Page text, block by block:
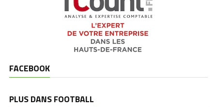
FACEBOOK
PLUS DANS FOOTBALL